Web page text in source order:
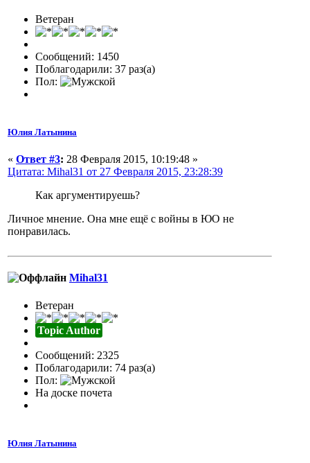
Ветеран
Сообщений: 1450
Поблагодарили: 37 раз(а)
Пол:
Юлия Латынина
« Ответ #3: 28 Февраля 2015, 10:19:48 »
Цитата: Mihal31 от 27 Февраля 2015, 23:28:39
Как аргументируешь?
Личное мнение. Она мне ещё с войны в ЮО не
понравилась.
Mihal31
Ветеран
Topic Author
Сообщений: 2325
Поблагодарили: 74 раз(а)
Пол:
На доске почета
Юлия Латынина